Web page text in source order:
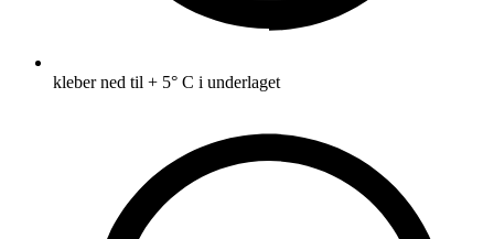
kleber ned til + 5° C i underlaget